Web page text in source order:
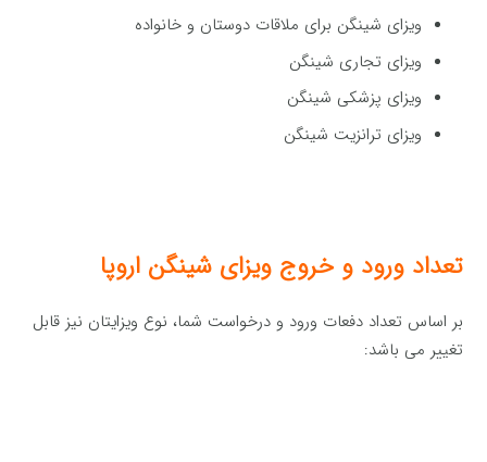
ویزای شینگن برای ملاقات دوستان و خانواده
ویزای تجاری شینگن
ویزای پزشکی شینگن
ویزای ترانزیت شینگن
تعداد ورود و خروج ویزای شینگن اروپا
بر اساس تعداد دفعات ورود و درخواست شما، نوع ویزایتان نیز قابل
تغییر می باشد: